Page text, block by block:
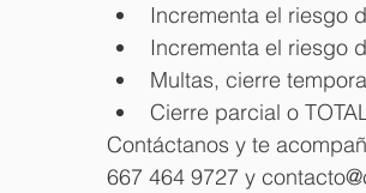
Incrementa el riesgo
Incrementa el riesgo
Multas, cierre
Cierre parcial o
Contáctanos y te
667 464 9727 y